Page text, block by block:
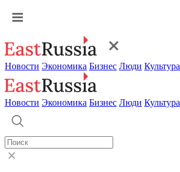
Новости Экономика Бизнес Люди Культура
Новости Экономика Бизнес Люди Культура